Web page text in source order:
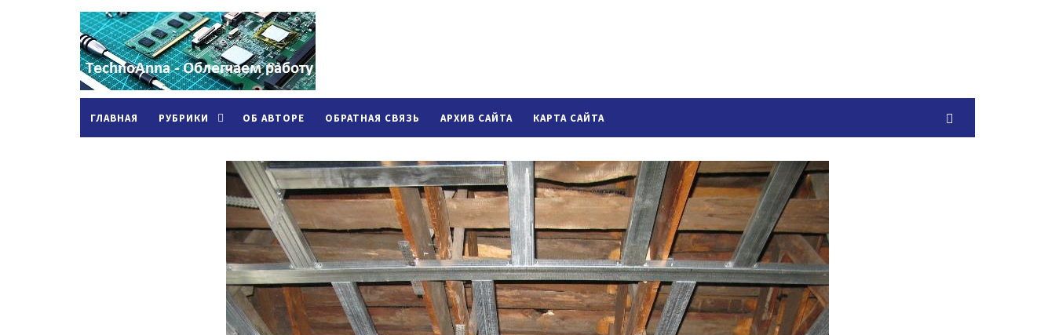
ГЛАВНАЯ РУБРИКИ ОБ АВТОРЕ ОБРАТНАЯ СВЯЗЬ АРХИВ САЙТА КАРТА САЙТА